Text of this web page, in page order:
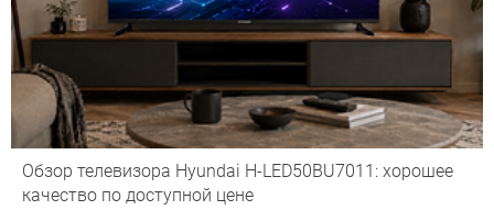
Обзор телевизора Hyundai H-LED50BU7011: хорошее
качество по доступной цене